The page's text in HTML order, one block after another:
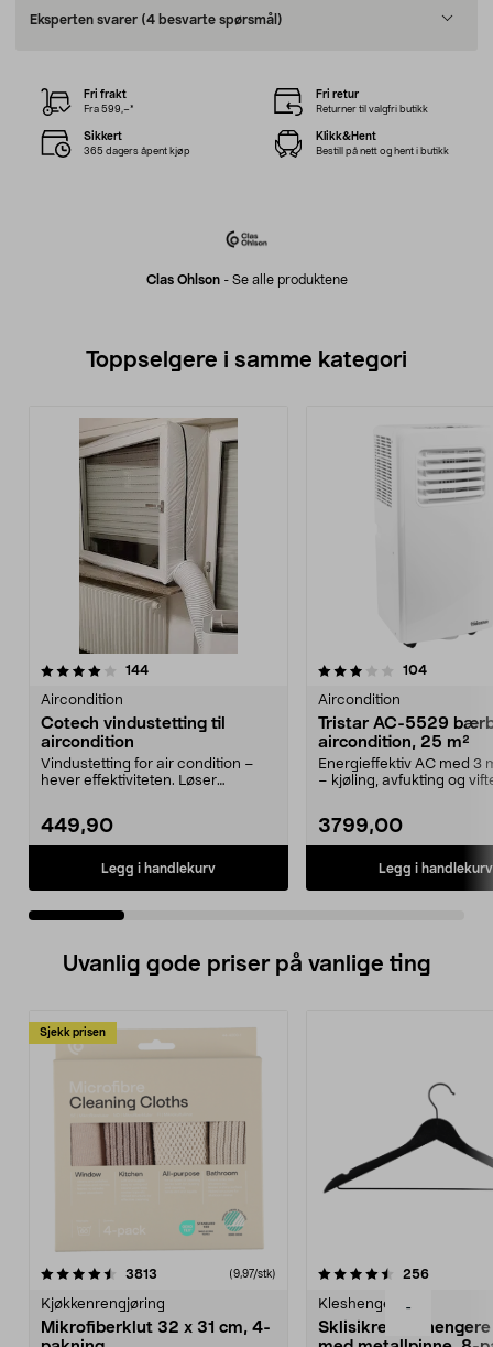
-
Eksperten svarer (4 besvarte spørsmål)
Clas Ohlson- Se alle produktene
Fri frakt
Fra 599,–*
Fri retur
Returner til valgfri butikk
Sikkert
365 dagers åpent kjøp
Klikk&Hent
Bestill på nett og hent i butikk
Toppselgere i samme kategori
144anmeldelser
Aircondition
Cotech vindustetting til
aircondition
Vindustetting for air condition –
hever effektiviteten. Løser
449,90
Legg i handlekurv
3.5 av 5 stjerner 104
Aircondition
Tristar AC-5529
aircondition, 25 m²
Energieffektiv AC med 3
– kjøling, avfukting og
3799,00
Legg i handlekurv
4.0 av 5 stjerner
Uvanlig gode priser på vanlige ting
Sjekk prisen
3813 anmeldelser(9,97/stk)
Kjøkkenrengjøring
Mikrofiberklut 32 x 31 cm, 4-
4.5av 5 stjerner 256
Kleshengere
Sklisikre
4.5av 5 stjerner